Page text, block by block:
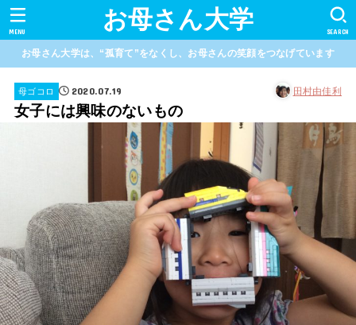
お母さん大学 SEARCH
MENU
お母さん大学は、“孤育て”をなくし、お母さんの笑顔をつなげています
母ゴコロ 2020.07.19 田村由佳利
女子には興味のないもの